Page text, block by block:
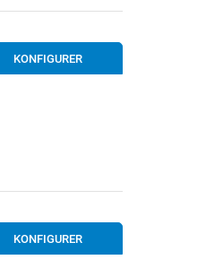
KONFIGURER
KONFIGURER